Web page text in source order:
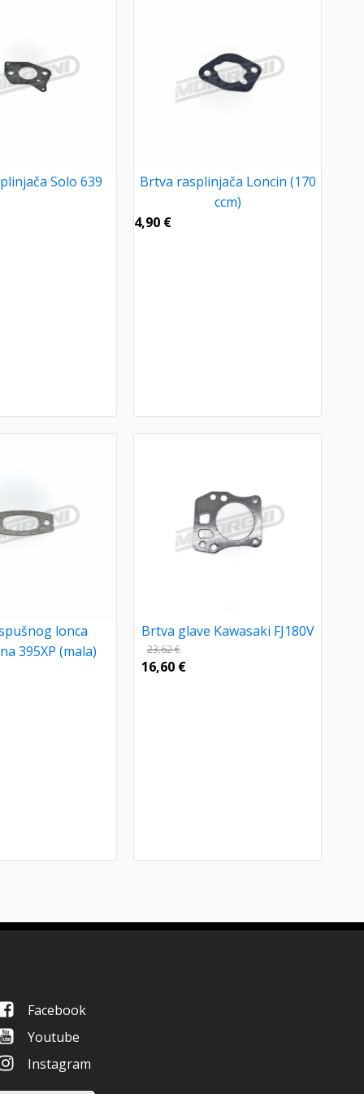
Solo 639
Brtva rasplinjača Loncin (170
ccm)
4,90 €
lonca
395XP (mala)
Brtva glave Kawasaki FJ180V
23,62€
16,60 €
Facebook
Youtube
Instagram